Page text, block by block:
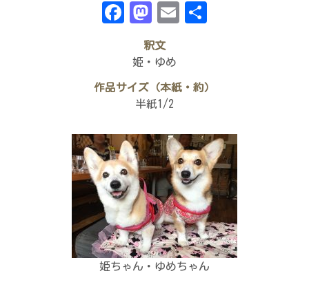
Facebook Mastodon Email
釈文
姫・ゆめ
作品サイズ（本紙・約）
半紙1/2
姫ちゃん・ゆめちゃん